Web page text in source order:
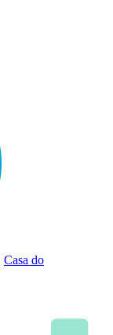
Casa do